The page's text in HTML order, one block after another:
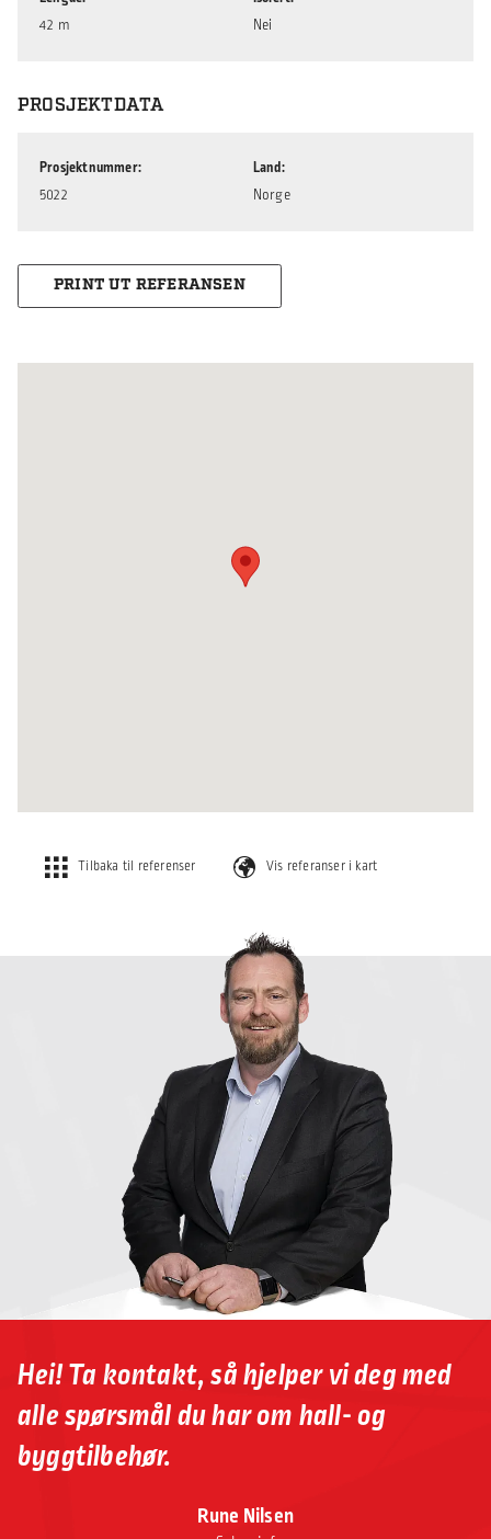
42 m
Nei
PROSJEKTDATA
Prosjektnummer
5022
Land
Norge
PRINT UT REFERANSEN
Tilbaka til referenser Vis referanser i kart
Rune Nilsen
Hei! Ta kontakt, så hjelper vi deg med
alle spørsmål du har om hall- og
byggtilbehør.